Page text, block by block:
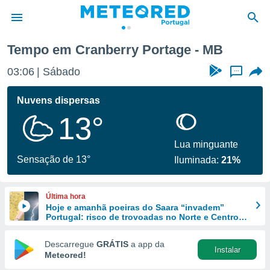
da
foi
fornecidas
a este
das
e
forma
digital
Tempo em Cranberry Portage - MB
03:06 Sábado ...
Nuvens dispersas
13°
Sensação de 13°
Lua minguante
Iluminada:21%
Última hora
Hoje e amanhã poeiras do Saara “invadem”
Portugal: risco de trovoadas no Norte e Centro
Descarregue GRÁTIS a app da
Meteored!
Instalar